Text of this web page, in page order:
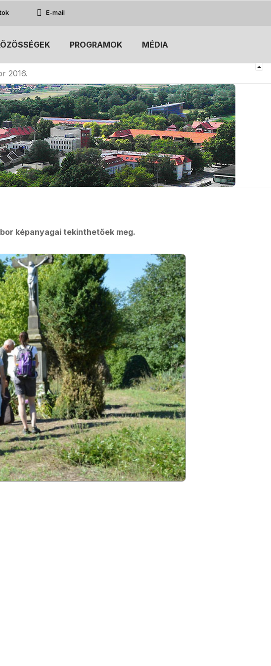
E-mail
PROGRAMOK MÉDIA
2016.
képanyagai tekinthetőek meg.